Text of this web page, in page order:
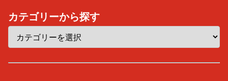
カテゴリーから探す